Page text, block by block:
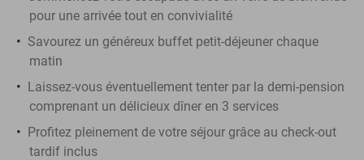
pour une arrivée tout en convivialité
Savourez un généreux buffet petit-déjeuner chaque
matin
Laissez-vous éventuellement tenter par la demi-pension
comprenant un délicieux dîner en 3 services
Profitez pleinement de votre séjour grâce au check-out
tardif inclus